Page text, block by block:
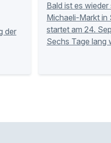
der
Bald ist es
Michaeli-Markt in
startet am 24.
Sechs Tage lang